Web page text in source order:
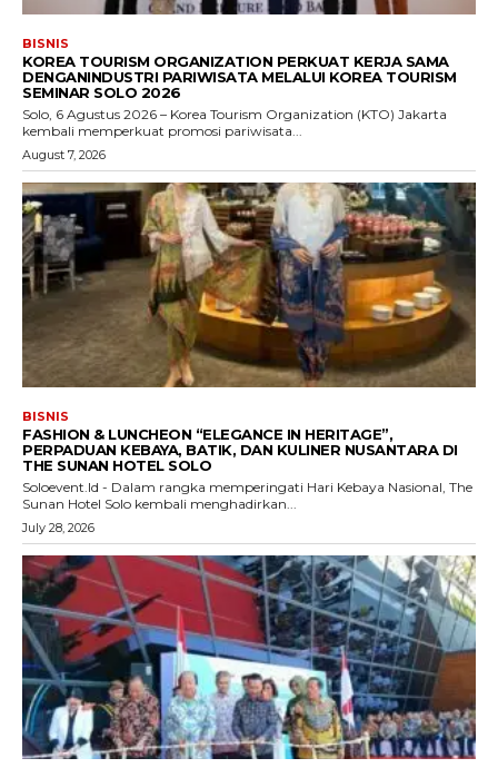
BISNIS
KOREA TOURISM ORGANIZATION PERKUAT KERJA SAMA
DENGANINDUSTRI PARIWISATA MELALUI KOREA TOURISM
SEMINAR SOLO 2026
Solo, 6 Agustus 2026 – Korea Tourism Organization (KTO) Jakarta
kembali memperkuat promosi pariwisata...
August 7, 2026
BISNIS
FASHION & LUNCHEON “ELEGANCE IN HERITAGE”,
PERPADUAN KEBAYA, BATIK, DAN KULINER NUSANTARA DI
THE SUNAN HOTEL SOLO
Soloevent.Id - Dalam rangka memperingati Hari Kebaya Nasional, The
Sunan Hotel Solo kembali menghadirkan...
July 28, 2026